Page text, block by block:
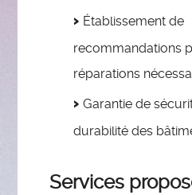
Établissement de
recommandations
réparations
Garantie de
durabilité des
Services